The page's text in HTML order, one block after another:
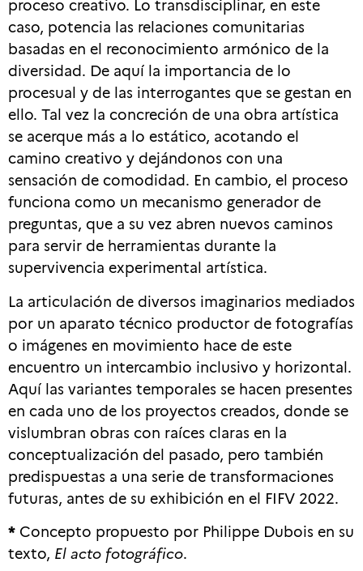
proceso creativo. Lo transdisciplinar, en este
caso, potencia las relaciones comunitarias
basadas en el reconocimiento armónico de la
diversidad. De aquí la importancia de lo
procesual y de las interrogantes que se gestan en
ello. Tal vez la concreción de una obra artística
se acerque más a lo estático, acotando el
camino creativo y dejándonos con una
sensación de comodidad. En cambio, el proceso
funciona como un mecanismo generador de
preguntas, que a su vez abren nuevos caminos
para servir de herramientas durante la
supervivencia experimental artística.
La articulación de diversos imaginarios mediados
por un aparato técnico productor de fotografías
o imágenes en movimiento hace de este
encuentro un intercambio inclusivo y horizontal.
Aquí las variantes temporales se hacen presentes
en cada uno de los proyectos creados, donde se
vislumbran obras con raíces claras en la
conceptualización del pasado, pero también
predispuestas a una serie de transformaciones
futuras, antes de su exhibición en el FIFV 2022.
* Concepto propuesto por Philippe Dubois en su
texto, El acto fotográfico.